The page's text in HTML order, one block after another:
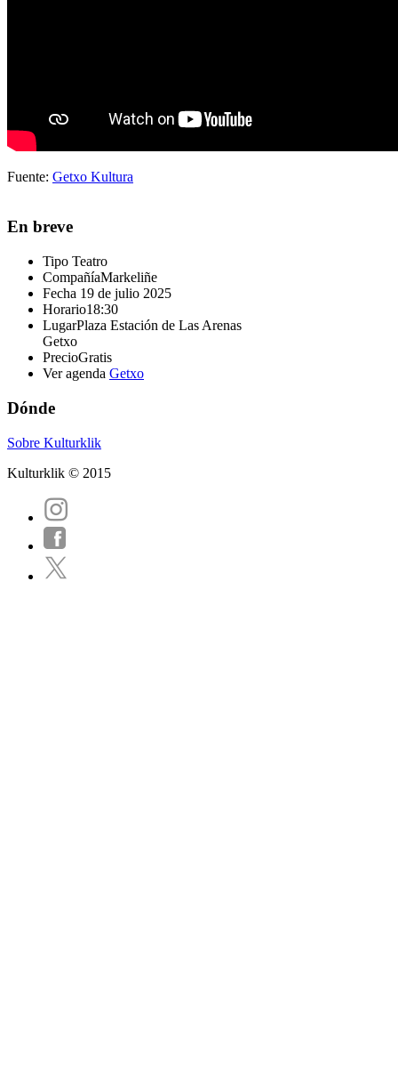
Fuente: Getxo Kultura
En breve
Tipo Teatro
CompañíaMarkeliñe
Fecha 19 de julio 2025
Horario18:30
LugarPlaza Estación de Las Arenas
Getxo
PrecioGratis
Ver agenda Getxo
Dónde
Sobre Kulturklik
Kulturklik © 2015